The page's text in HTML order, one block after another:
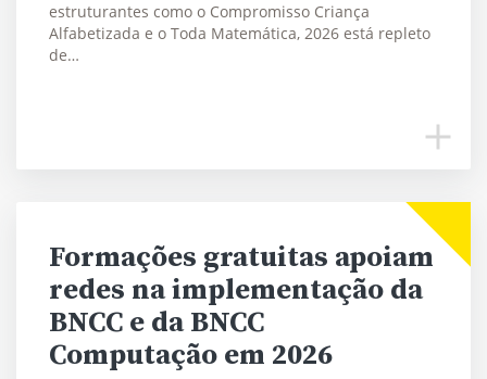
estruturantes como o Compromisso Criança
Alfabetizada e o Toda Matemática, 2026 está repleto
de…
Formações gratuitas apoiam
redes na implementação da
BNCC e da BNCC
Computação em 2026